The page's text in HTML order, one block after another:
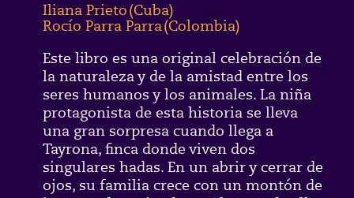
Iliana Prieto(Cuba)
Rocío Parra Parra(Colombia)
Este libro es una original celebración de
la naturaleza y de la amistad entre los
seres humanos y los animales. La niña
protagonista de esta historia se lleva
una gran sorpresa cuando llega a
Tayrona, finca donde viven dos
singulares hadas. En un abrir y cerrar de
ojos, su familia crece con un montón de